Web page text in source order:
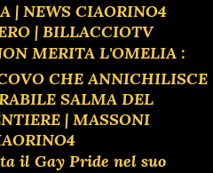
| NEWS CIAORINO4
| BILLACCIOTV
MERITA L'OMELIA :
CHE ANNICHILISCE
SALMA DEL
| MASSONI
il Gay Pride nel suo